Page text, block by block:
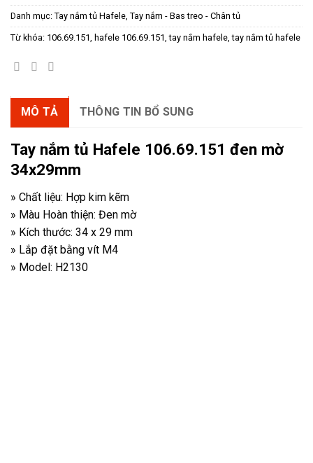
59.000 ₫.là:
41.300 ₫.
Danh mục: Tay nắm tủ Hafele Tay nắm - Bas treo - Chân tủ
Từ khóa: 106.69.151 hafele 106.69.151 ,tay nắm hafele ,tay nắm tủ hafele
MÔ TẢ THÔNG TIN BỔ SUNG
Tay nắm tủ Hafele 106.69.151 đen mờ
34x29mm
» Chất liệu: Hợp kim kẽm
» Màu Hoàn thiện: Đen mờ
» Kích thước: 34 x 29 mm
» Lắp đặt bằng vít M4
» Model: H2130